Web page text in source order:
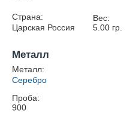
Страна:
Царская Россия
Вес:
5.00гр.
Металл
Металл:
Серебро
Проба:
900